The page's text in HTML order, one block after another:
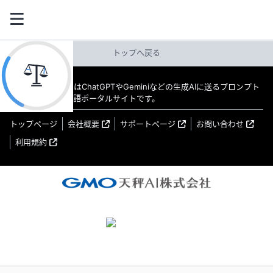
トップへ戻る
教えてAI byGMO はChatGPTやGeminiなどの生成AIに送るプロンプト
（指示文）の日本語ポータルサイトです。
トップページ 会社概要 サポートページ
お問い合わせ
利用規約